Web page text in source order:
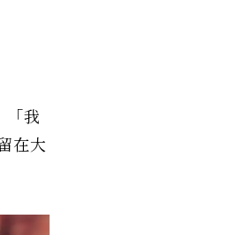
「我
在大